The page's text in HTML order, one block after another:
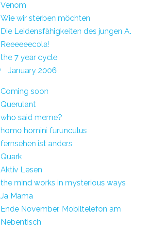
Venom
Wie wir sterben möchten
Die Leidensfähigkeiten des jungen A.
Reeeeeecola!
the 7 year cycle
January 2006
Coming soon
Querulant
who said meme?
homo homini furunculus
fernsehen ist anders
Quark
Aktiv Lesen
the mind works in mysterious ways
Ja Mama
Ende November, Mobiltelefon am
Nebentisch